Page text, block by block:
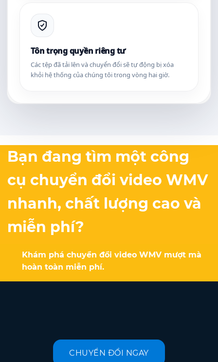
Tôn trọng quyền riêng tư
Các tệp đã tải lên và chuyển đổi sẽ tự động bị xóa
khỏi hệ thống của chúng tôi trong vòng hai giờ.
Bạn đang tìm một công
cụ chuyển đổi video WMV
nhanh, chất lượng cao và
miễn phí?
Khám phá chuyển đổi video WMV mượt mà
hoàn toàn miễn phí.
CHUYỂN ĐỔI NGAY